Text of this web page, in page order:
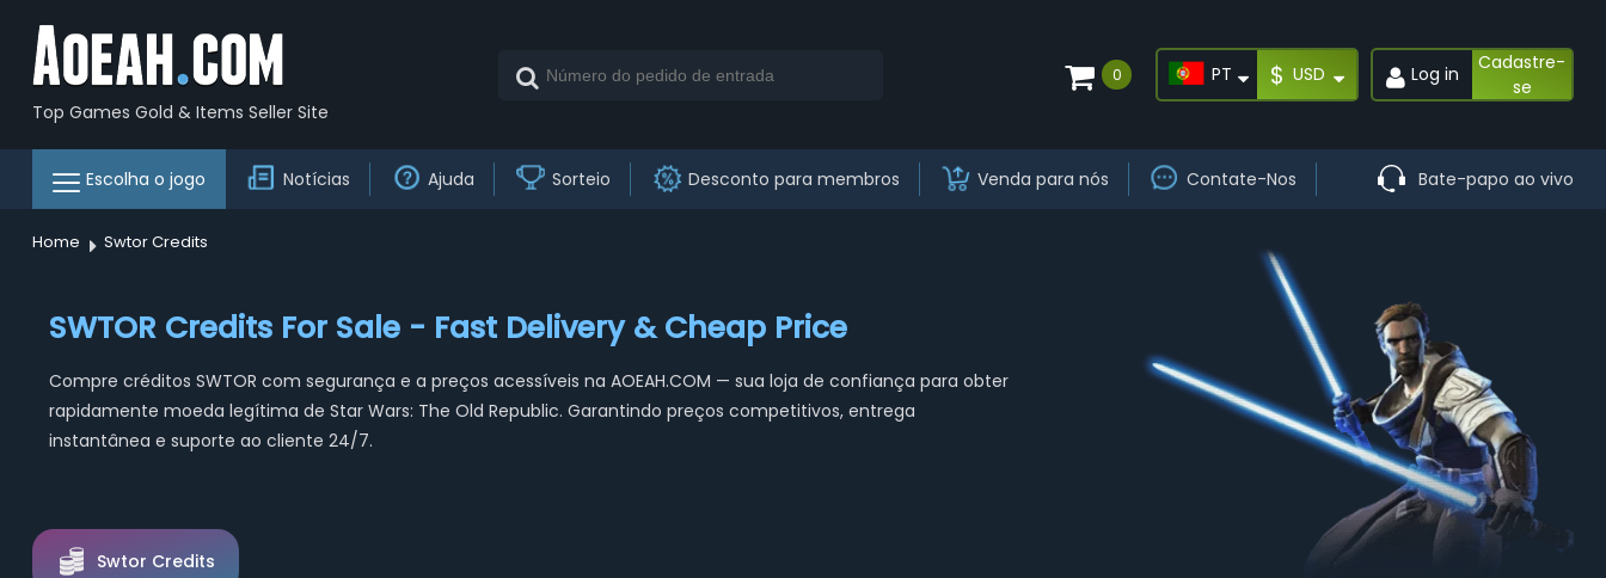
Top Games Gold & Items Seller Site
0 PT $ USD Log in
Cadastre-
se
Escolha o jogo Notícias Ajuda Sorteio Desconto para membros Venda para nós Contate-Nos Bate-papo ao vivo
Home Swtor Credits
SWTOR Credits For Sale - Fast Delivery & Cheap Price
Compre créditos SWTOR com segurança e a preços acessíveis na AOEAH.COM — sua loja de confiança para obter
rapidamente moeda legítima de Star Wars: The Old Republic. Garantindo preços competitivos, entrega
instantânea e suporte ao cliente 24/7.
Swtor Credits